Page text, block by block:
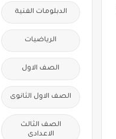
الدبلومات الفنية
الرياضيات
الصف الاول
الصف الاول الثانوى
الصف الثالث
الاعدادى